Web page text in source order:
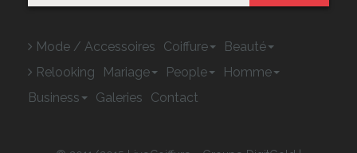
Mode / Accessoires Coiffure
Beauté
Relooking
Mariage People
Homme
Business
Galeries Contact